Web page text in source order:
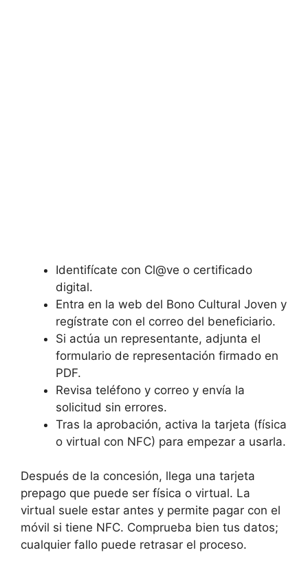
Identifícate con Cl@ve o certificado
digital.
Entra en la web del Bono Cultural Joven y
regístrate con el correo del beneficiario.
Si actúa un representante, adjunta el
formulario de representación firmado en
PDF.
Revisa teléfono y correo y envía la
solicitud sin errores.
Tras la aprobación, activa la tarjeta (física
o virtual con NFC) para empezar a usarla.
Después de la concesión, llega una tarjeta
prepago que puede ser física o virtual. La
virtual suele estar antes y permite pagar con el
móvil si tiene NFC. Comprueba bien tus datos;
cualquier fallo puede retrasar el proceso.